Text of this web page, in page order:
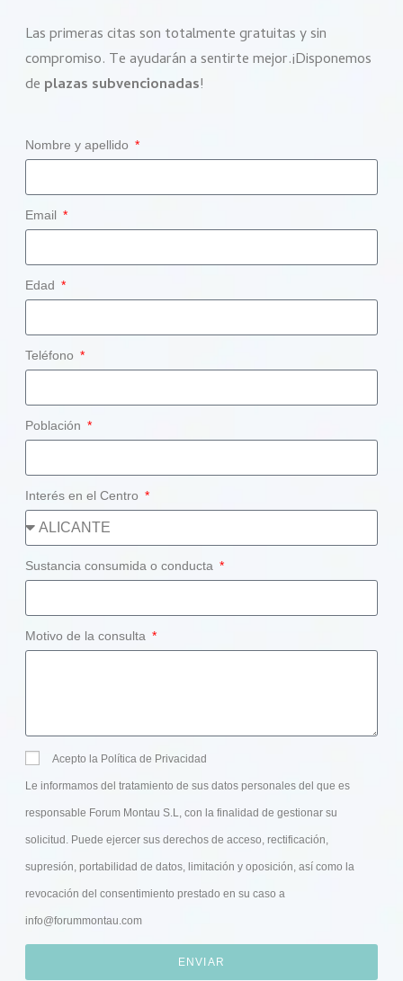
Las primeras citas son totalmente gratuitas y sin
compromiso. Te ayudarán a sentirte mejor.¡Disponemos
de plazas subvencionadas!
Nombre y apellido
Email
Edad
Teléfono
Población
Interés en el Centro
Sustancia consumida o conducta
Motivo de la consulta
Acepto la Política de Privacidad
Le informamos del tratamiento de sus datos personales del que es
responsable Forum Montau S.L, con la finalidad de gestionar su
solicitud. Puede ejercer sus derechos de acceso, rectificación,
supresión, portabilidad de datos, limitación y oposición, así como la
revocación del consentimiento prestado en su caso a
info@forummontau.com
ENVIAR